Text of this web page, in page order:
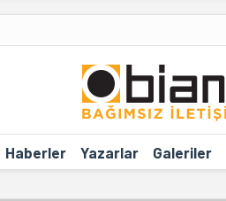
Haberler Yazarlar Galeriler